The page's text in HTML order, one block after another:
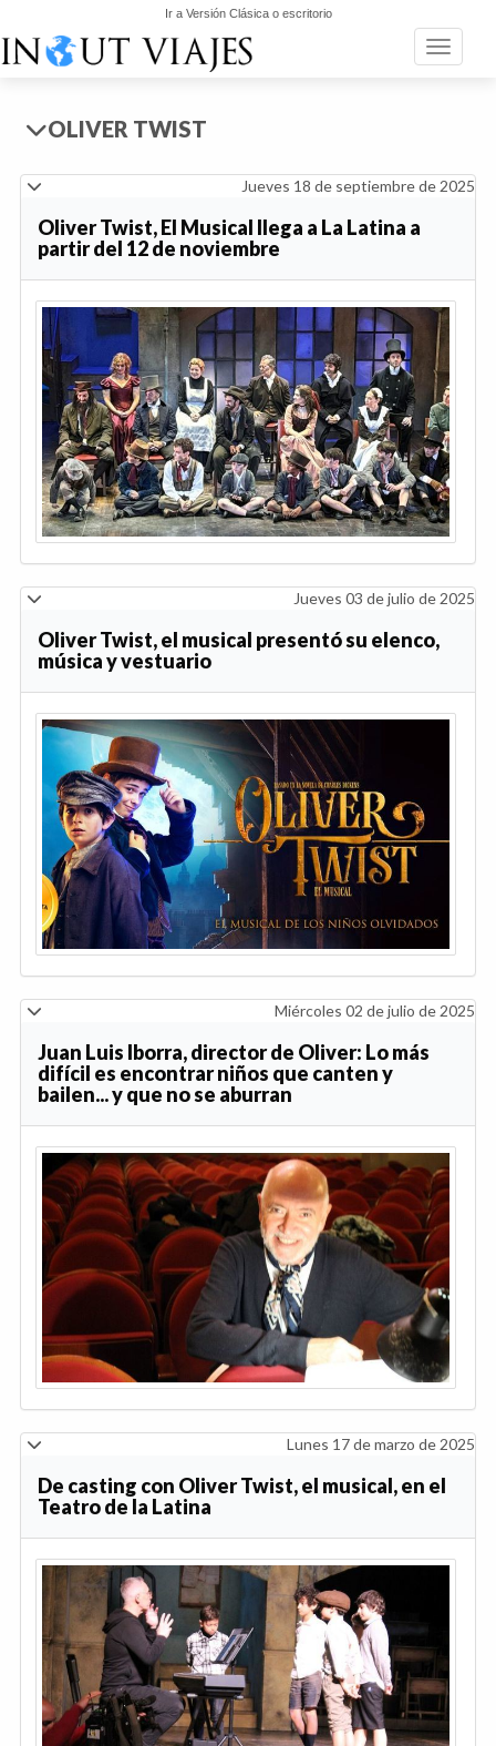
Ir a Versión Clásica o escritorio
Toggle
OLIVER TWIST
Jueves 18 de septiembre de 2025
Oliver Twist, El Musical llega a La Latina a
partir del 12 de noviembre
Jueves 03 de julio de 2025
Oliver Twist, el musical presentó su elenco,
música y vestuario
Miércoles 02 de julio de 2025
Juan Luis Iborra, director de Oliver: Lo más
difícil es encontrar niños que canten y
bailen... y que no se aburran
Lunes 17 de marzo de 2025
De casting con Oliver Twist, el musical, en el
Teatro de la Latina